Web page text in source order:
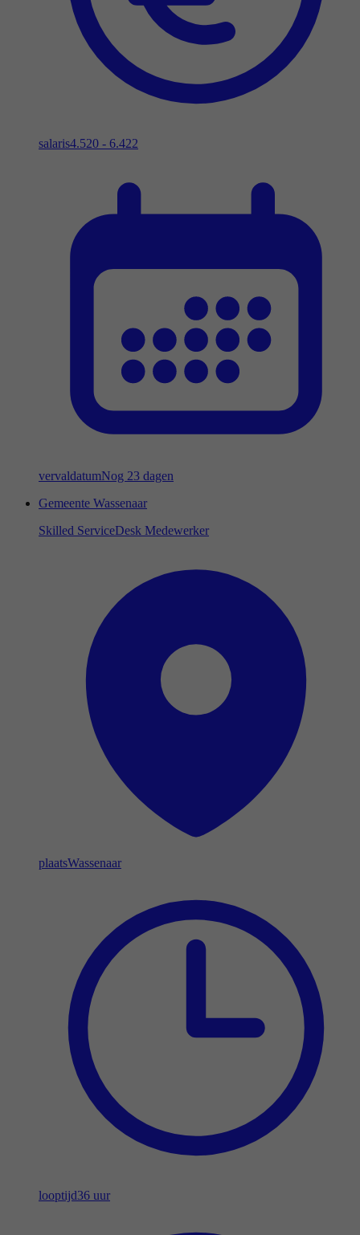
salaris4.520 - 6.422
vervaldatumNog 23 dagen
Gemeente Wassenaar
Skilled ServiceDesk Medewerker
plaatsWassenaar
looptijd36 uur